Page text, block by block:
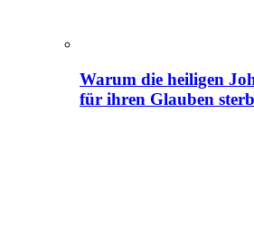
Warum die heiligen
für ihren Glauben